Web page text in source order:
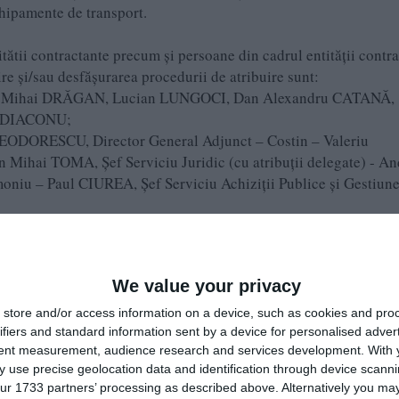
We value your privacy
store and/or access information on a device, such as cookies and
and standard information sent by a device for personalised
measurement, audience research and services development. With
use precise geolocation data and identification through device
1733 partners’ processing as described above. Alternatively you
de transport.
contractante precum și persoane din cadrul entității
și/sau desfășurarea procedurii de atribuire sunt:
DRĂGAN, Lucian LUNGOCI, Dan Alexandru CATANĂ,
Director General Adjunct – Costin – Valeriu
Mihai TOMA, Șef Serviciu Juridic (cu atribuții delegate) -
– Paul CIUREA, Șef Serviciu Achiziții Publice și
Georgiana STĂETU, Serviciul Bugete și Control Financiar
din cadrul Serviciului Achiziții Publice și Gestiune – Elena
județului Constanța, cine şi ce cumpără, cine şi cât